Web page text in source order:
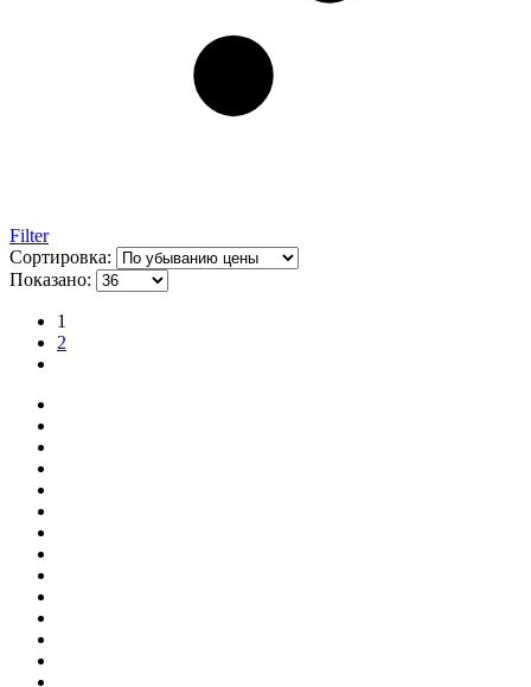
Filter
Сортировка:
Показано:
1
2